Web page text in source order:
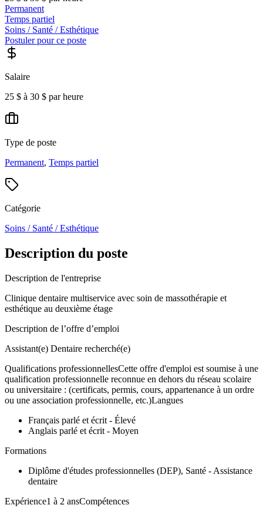
Permanent
Temps partiel
Soins / Santé / Esthétique
Postuler pour ce poste
Salaire
25 $ à 30 $ par heure
Type de poste
Permanent, Temps partiel
Catégorie
Soins / Santé / Esthétique
Description du poste
Description de l'entreprise
Clinique dentaire multiservice avec soin de massothérapie et
esthétique au deuxième étage
Description de l’offre d’emploi
Assistant(e) Dentaire recherché(e)
Qualifications professionnellesCette offre d'emploi est soumise à une
qualification professionnelle reconnue en dehors du réseau scolaire
ou universitaire : (certificats, permis, cours, appartenance à un ordre
ou une association professionnelle, etc.)Langues
Français parlé et écrit - Élevé
Anglais parlé et écrit - Moyen
Formations
Diplôme d'études professionnelles (DEP), Santé - Assistance
dentaire
Expérience1 à 2 ansCompétences